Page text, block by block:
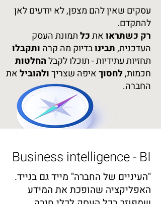
עסקים שאין להם מצפן, לא יודעים לאן
להתקדם.
רק כשתראואתכלתמונת העסק
העדכנית,תבינובדיוק מה קרה ותקבלו
תחזיות עתידיות - תוכלו לקבלהחלטות
חכמות,לחסוךאיפה שצריךולהובילאת
החברה.
Business intelligence - BI
"העיניים של החברה" מייד גם בנייד.
האפליקציה שהופכת את המידע